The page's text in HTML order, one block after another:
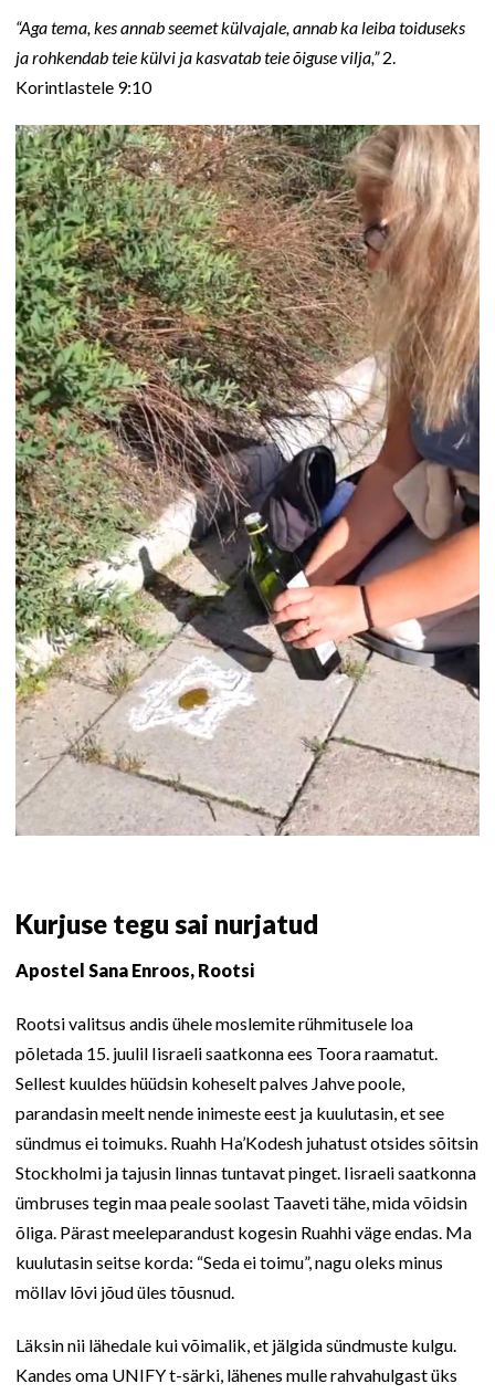
“Aga tema, kes annab seemet külvajale, annab ka leiba toiduseks
ja rohkendab teie külvi ja kasvatab teie õiguse vilja,”2.
Korintlastele 9:10
Kurjuse tegu sai nurjatud
Apostel Sana Enroos, Rootsi
Rootsi valitsus andis ühele moslemite rühmitusele loa
põletada 15. juulil Iisraeli saatkonna ees Toora raamatut.
Sellest kuuldes hüüdsin koheselt palves Jahve poole,
parandasin meelt nende inimeste eest ja kuulutasin, et see
sündmus ei toimuks. Ruahh Ha’Kodesh juhatust otsides sõitsin
Stockholmi ja tajusin linnas tuntavat pinget. Iisraeli saatkonna
ümbruses tegin maa peale soolast Taaveti tähe, mida võidsin
õliga. Pärast meeleparandust kogesin Ruahhi väge endas. Ma
kuulutasin seitse korda: “Seda ei toimu”, nagu oleks minus
möllav lõvi jõud üles tõusnud.
Läksin nii lähedale kui võimalik, et jälgida sündmuste kulgu.
Kandes oma UNIFY t-särki, lähenes mulle rahvahulgast üks